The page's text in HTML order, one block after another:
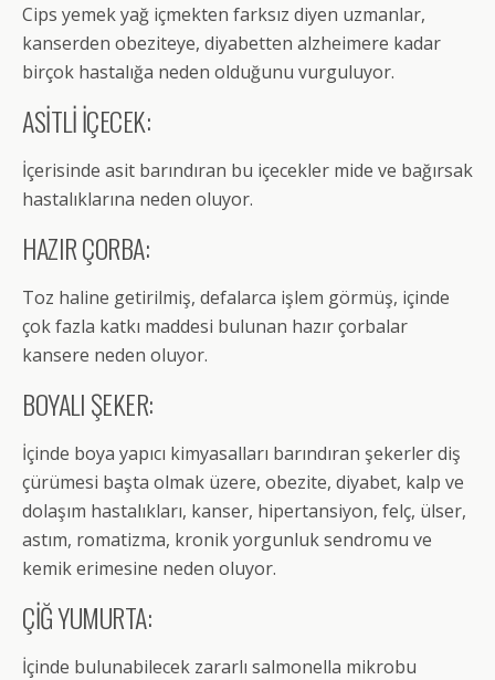
Cips yemek yağ içmekten farksız diyen uzmanlar,
kanserden obeziteye, diyabetten alzheimere kadar
birçok hastalığa neden olduğunu vurguluyor.
ASİTLİ İÇECEK:
İçerisinde asit barındıran bu içecekler mide ve bağırsak
hastalıklarına neden oluyor.
HAZIR ÇORBA:
Toz haline getirilmiş, defalarca işlem görmüş, içinde
çok fazla katkı maddesi bulunan hazır çorbalar
kansere neden oluyor.
BOYALI ŞEKER:
İçinde boya yapıcı kimyasalları barındıran şekerler diş
çürümesi başta olmak üzere, obezite, diyabet, kalp ve
dolaşım hastalıkları, kanser, hipertansiyon, felç, ülser,
astım, romatizma, kronik yorgunluk sendromu ve
kemik erimesine neden oluyor.
ÇİĞ YUMURTA:
İçinde bulunabilecek zararlı salmonella mikrobu